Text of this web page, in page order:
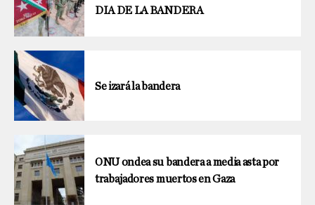
DIA DE LA BANDERA
Se izará la bandera
ONU ondea su bandera a media asta por
trabajadores muertos en Gaza